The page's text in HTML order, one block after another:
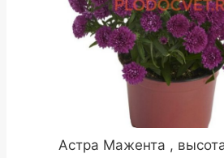
Астра Мажента ,